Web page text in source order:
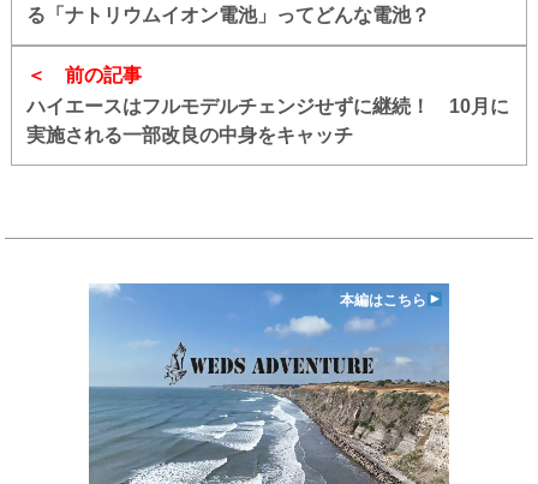
前の記事
ハイエースはフルモデルチェンジせずに継続！ 10月に
実施される一部改良の中身をキャッチ
る「ナトリウムイオン電池」ってどんな電池？
本編はこちら